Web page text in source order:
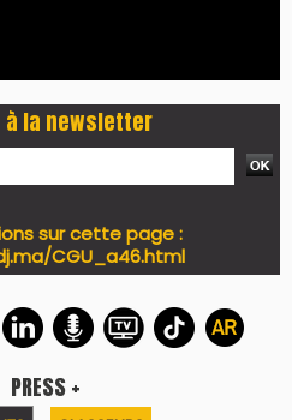
la newsletter
sur cette page :
CGU_a46.html
PRESS +